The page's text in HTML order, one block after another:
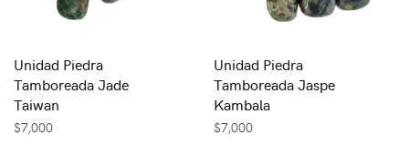
Unidad Piedra
Tamboreada Jade
Taiwan
$7,000
Unidad Piedra
Tamboreada Jaspe
Kambala
$7,000